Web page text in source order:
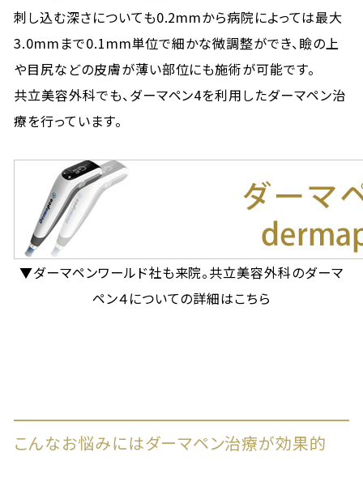
刺し込む深さについても0.2mmから病院によっては最大
3.0mmまで0.1mm単位で細かな微調整ができ、瞼の上
や目尻などの皮膚が薄い部位にも施術が可能です。
共立美容外科でも、ダーマペン4を利用したダーマペン治
療を行っています。
▼ダーマペンワールド社も来院。共立美容外科のダーマ
ペン４についての詳細はこちら
こんなお悩みにはダーマペン治療が効果的